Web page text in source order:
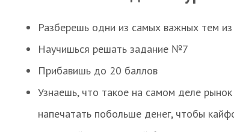
Разберешь одни из самых важных тем
Научишься решать задание №7
Прибавишь до 20 баллов
Узнаешь, что такое на самом деле
напечатать побольше денег, чтобы